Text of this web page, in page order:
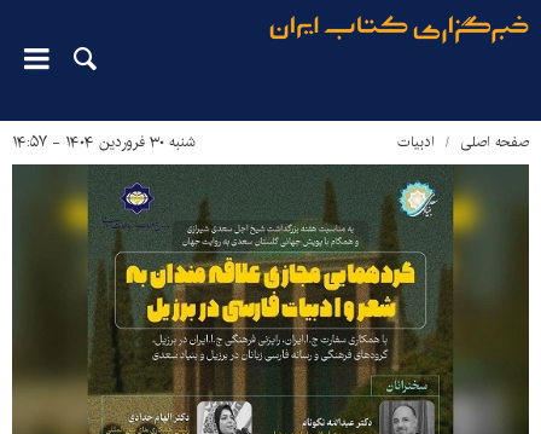
صفحه اصلی ادبیات شنبه ۳۰ فروردین ۱۴۰۴ - ۱۴:۵۷